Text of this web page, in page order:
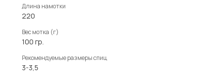
Длина намотки
220
Вес мотка (г)
100 гр.
Рекомендуемые размеры спиц
3-3,5